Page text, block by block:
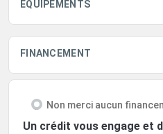
ÉQUIPEMENTS
FINANCEMENT
Non merci aucun
Un crédit vous engage et